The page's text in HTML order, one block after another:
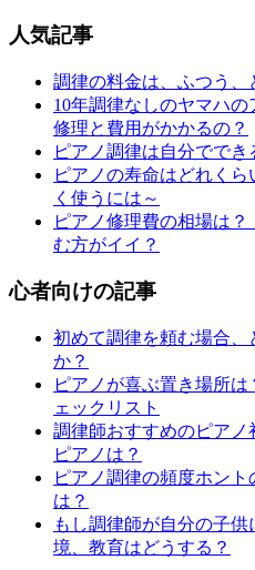
人気記事
調律の料金は、ふつう、
10年調律なしのヤマハ
修理と費用がかかるの？
ピアノ調律は自分ででき
ピアノの寿命はどれく
く使うには～
ピアノ修理費の相場は
む方がイイ？
心者向けの記事
初めて調律を頼む場合、
か？
ピアノが喜ぶ置き場所
ェックリスト
調律師おすすめのピアノ
ピアノは？
ピアノ調律の頻度ホン
は？
もし調律師が自分の子
境、教育はどうする？